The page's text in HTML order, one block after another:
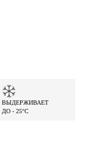
ВЫДЕРЖИВАЕТ
ДО - 25°C